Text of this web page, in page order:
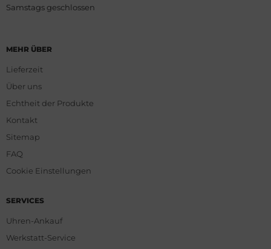
Samstags geschlossen
MEHR ÜBER
Lieferzeit
Über uns
Echtheit der Produkte
Kontakt
Sitemap
FAQ
Cookie Einstellungen
SERVICES
Uhren-Ankauf
Werkstatt-Service